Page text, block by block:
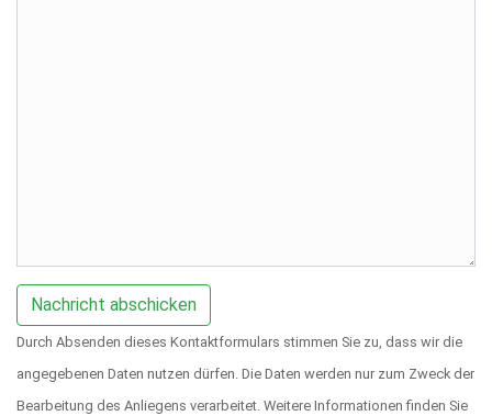
Durch Absenden dieses Kontaktformulars stimmen Sie zu, dass wir die
angegebenen Daten nutzen dürfen. Die Daten werden nur zum Zweck der
Bearbeitung des Anliegens verarbeitet. Weitere Informationen finden Sie